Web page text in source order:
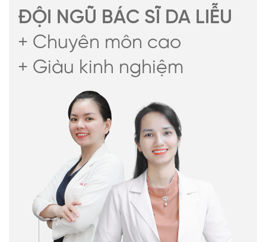
ĐỘI NGŨ BÁC SĨ DA LIỄU
+ Chuyên môn cao
+ Giàu kinh nghiệm